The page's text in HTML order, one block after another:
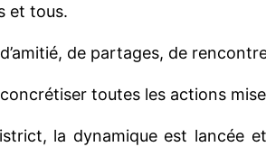
et tous.
de partages, de
toutes les actions
la dynamique est lancée